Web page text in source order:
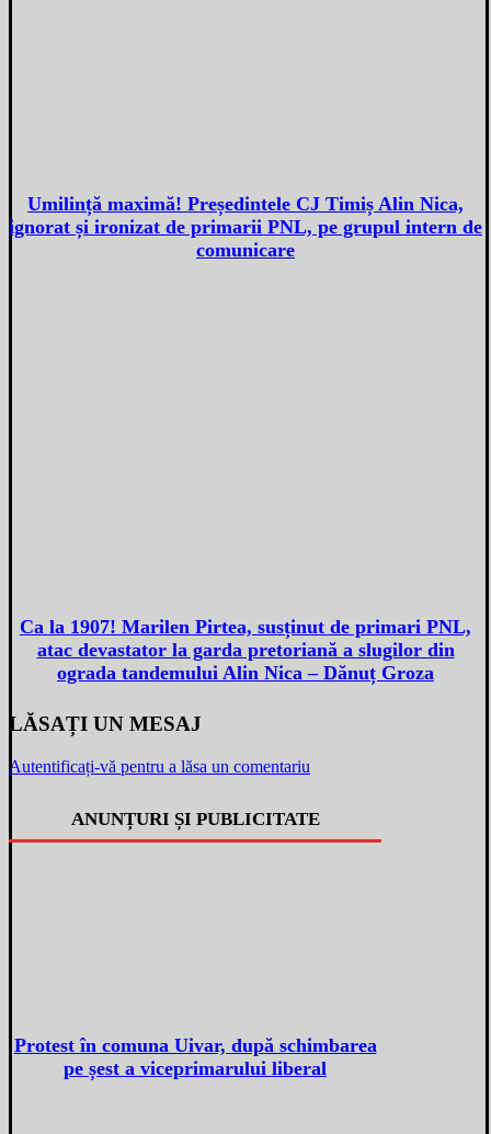
Umilință maximă! Președintele CJ Timiș Alin Nica,
ignorat și ironizat de primarii PNL, pe grupul intern de
comunicare
Ca la 1907! Marilen Pirtea, susținut de primari PNL,
atac devastator la garda pretoriană a slugilor din
ograda tandemului Alin Nica – Dănuț Groza
LĂSAȚI UN MESAJ
Autentificați-vă pentru a lăsa un comentariu
ANUNȚURI ȘI PUBLICITATE
Protest în comuna Uivar, după schimbarea
pe șest a viceprimarului liberal